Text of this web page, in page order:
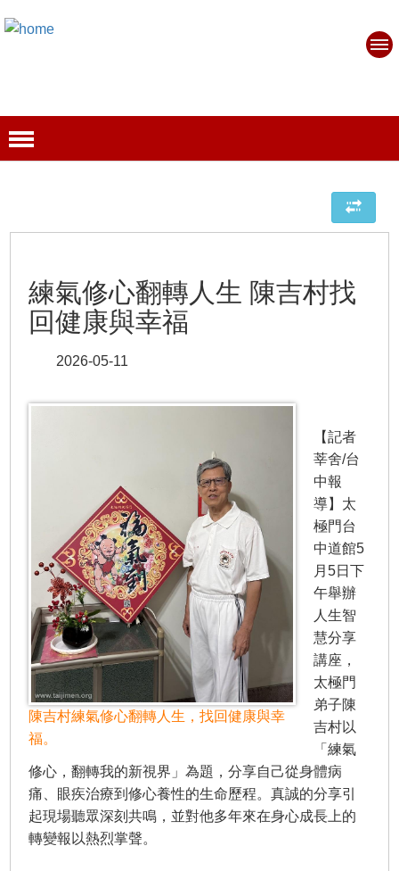
練氣修心翻轉人生 陳吉村找
回健康與幸福
2026-05-11
陳吉村練氣修心翻轉人生，找回健康與幸
福。
【記者
莘舍/台
中報
導】太
極門台
中道館5
月5日下
午舉辦
人生智
慧分享
講座，
太極門
弟子陳
吉村以
「練氣
修心，翻轉我的新視界」為題，分享自己從身體病
痛、眼疾治療到修心養性的生命歷程。真誠的分享引
起現場聽眾深刻共鳴，並對他多年來在身心成長上的
轉變報以熱烈掌聲。